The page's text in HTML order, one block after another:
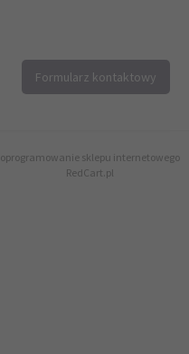
Formularz kontaktowy
oprogramowanie sklepu internetowego
RedCart.pl